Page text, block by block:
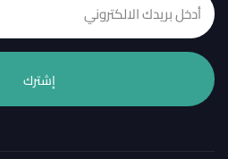
إشترك